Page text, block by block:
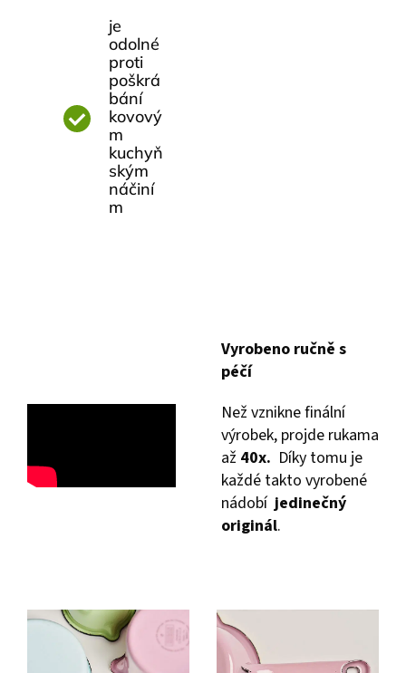
je
odolné
proti
poškrá
bání
kovový
m
kuchyň
ským
náčiní
m
Vyrobeno ručně s
péčí
Než vznikne finální
výrobek, projde rukama
až 40x. Díky tomu je
každé takto vyrobené
nádobí jedinečný
originál.